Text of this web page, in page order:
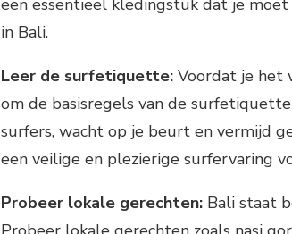
in Bali.
Leer de surfetiquette: Voordat je het
om de basisregels van de
surfers, wacht op je beurt en vermijd
een veilige en plezierige surfervaring
Probeer lokale gerechten: Bali staat